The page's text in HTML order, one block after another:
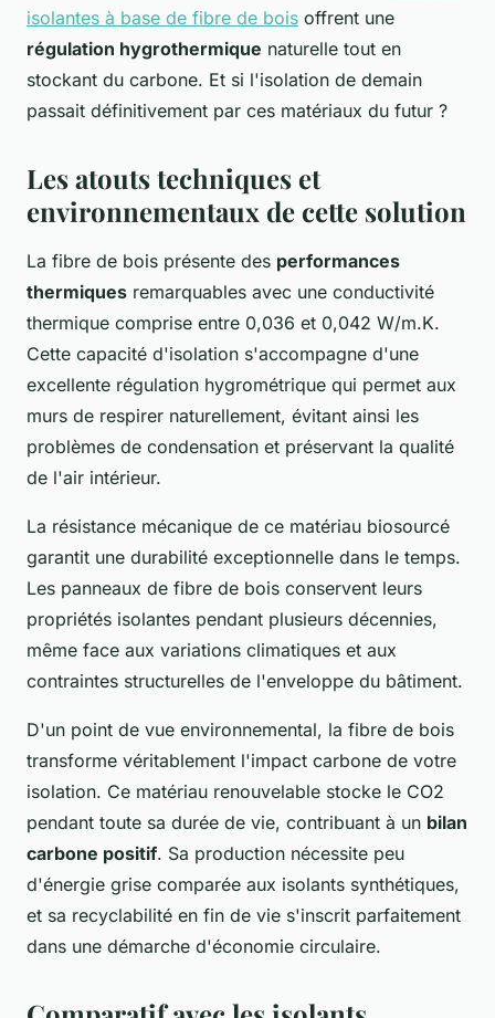
isolantes à base de fibre de bois offrent une
régulation hygrothermique naturelle tout en
stockant du carbone. Et si l'isolation de demain
passait définitivement par ces matériaux du futur ?
Les atouts techniques et
environnementaux de cette solution
La fibre de bois présente des performances
thermiques remarquables avec une conductivité
thermique comprise entre 0,036 et 0,042 W/m.K.
Cette capacité d'isolation s'accompagne d'une
excellente régulation hygrométrique qui permet aux
murs de respirer naturellement, évitant ainsi les
problèmes de condensation et préservant la qualité
de l'air intérieur.
La résistance mécanique de ce matériau biosourcé
garantit une durabilité exceptionnelle dans le temps.
Les panneaux de fibre de bois conservent leurs
propriétés isolantes pendant plusieurs décennies,
même face aux variations climatiques et aux
contraintes structurelles de l'enveloppe du bâtiment.
D'un point de vue environnemental, la fibre de bois
transforme véritablement l'impact carbone de votre
isolation. Ce matériau renouvelable stocke le CO2
pendant toute sa durée de vie, contribuant à un bilan
carbone positif. Sa production nécessite peu
d'énergie grise comparée aux isolants synthétiques,
et sa recyclabilité en fin de vie s'inscrit parfaitement
dans une démarche d'économie circulaire.